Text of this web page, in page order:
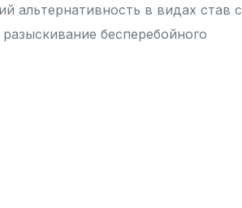
альтернативность в видах став с
бесперебойного